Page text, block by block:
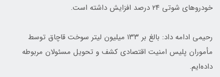
خودروهای شوتی ۲۴ درصد افزایش داشته است.
رحیمی ادامه داد: بالغ بر ۱۳۳ میلیون لیتر سوخت قاچاق توسط
مأموران پلیس امنیت اقتصادی کشف و تحویل مسئولان مربوطه
داده‌ایم.